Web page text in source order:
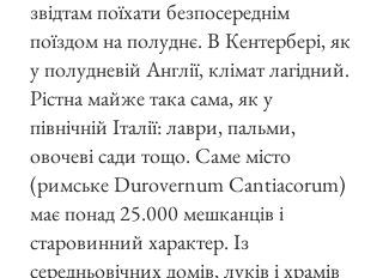
звідтам поїхати безпосереднім
поїздом на полуднє. В Кентербері, як
у полудневій Англії, клімат лагідний.
Рістна майже така сама, як у
північній Італії: лаври, пальми,
овочеві сади тощо. Саме місто
(римське Durovernum Cantiacorum)
має понад 25.000 мешканців і
старовинний характер. Із
середньовічних домів, луків і храмів